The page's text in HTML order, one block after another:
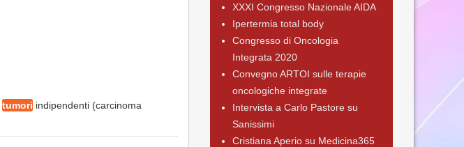
tumori indipendenti (carcinoma
XXXI Congresso Nazionale AIDA
Ipertermia total body
Congresso di Oncologia
Integrata 2020
Convegno ARTOI sulle terapie
oncologiche integrate
Intervista a Carlo Pastore su
Sanissimi
Cristiana Aperio su Medicina365